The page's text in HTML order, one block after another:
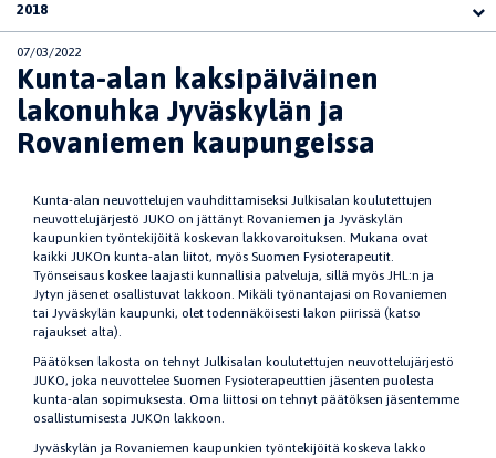
2018
07/03/2022
Kunta-alan kaksipäiväinen
lakonuhka Jyväskylän ja
Rovaniemen kaupungeissa
Kunta-alan neuvottelujen vauhdittamiseksi Julkisalan koulutettujen
neuvottelujärjestö JUKO on jättänyt Rovaniemen ja Jyväskylän
kaupunkien työntekijöitä koskevan lakkovaroituksen. Mukana ovat
kaikki JUKOn kunta-alan liitot, myös Suomen Fysioterapeutit.
Työnseisaus koskee laajasti kunnallisia palveluja, sillä myös JHL:n ja
Jytyn jäsenet osallistuvat lakkoon. Mikäli työnantajasi on Rovaniemen
tai Jyväskylän kaupunki, olet todennäköisesti lakon piirissä (katso
rajaukset alta).
Päätöksen lakosta on tehnyt Julkisalan koulutettujen neuvottelujärjestö
JUKO, joka neuvottelee Suomen Fysioterapeuttien jäsenten puolesta
kunta-alan sopimuksesta. Oma liittosi on tehnyt päätöksen jäsentemme
osallistumisesta JUKOn lakkoon.
Jyväskylän ja Rovaniemen kaupunkien työntekijöitä koskeva lakko